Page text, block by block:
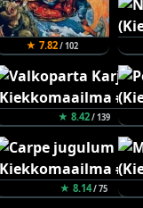
★ 7.82/ 102
★ 8.42/ 139
★ 8.14/ 75